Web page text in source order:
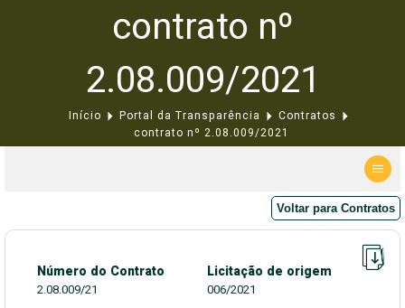
contrato nº
2.08.009/2021
Início Portal da Transparência
Contratos
contrato nº 2.08.009/2021
Voltar para Contratos
Número do Contrato
2.08.009/21
Licitação de origem
006/2021